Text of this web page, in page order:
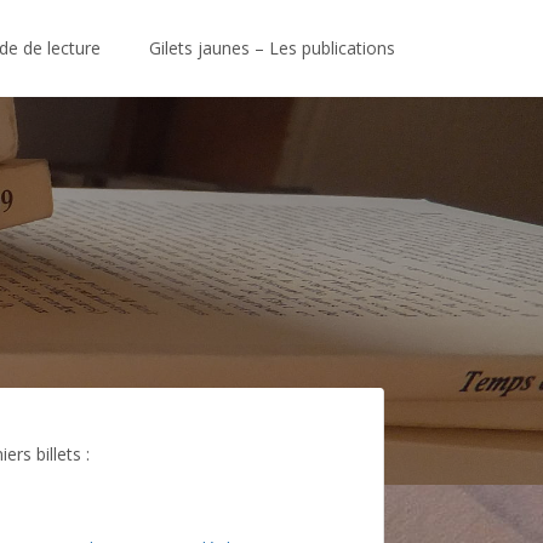
de lecture Gilets jaunes – Les publications
billets :